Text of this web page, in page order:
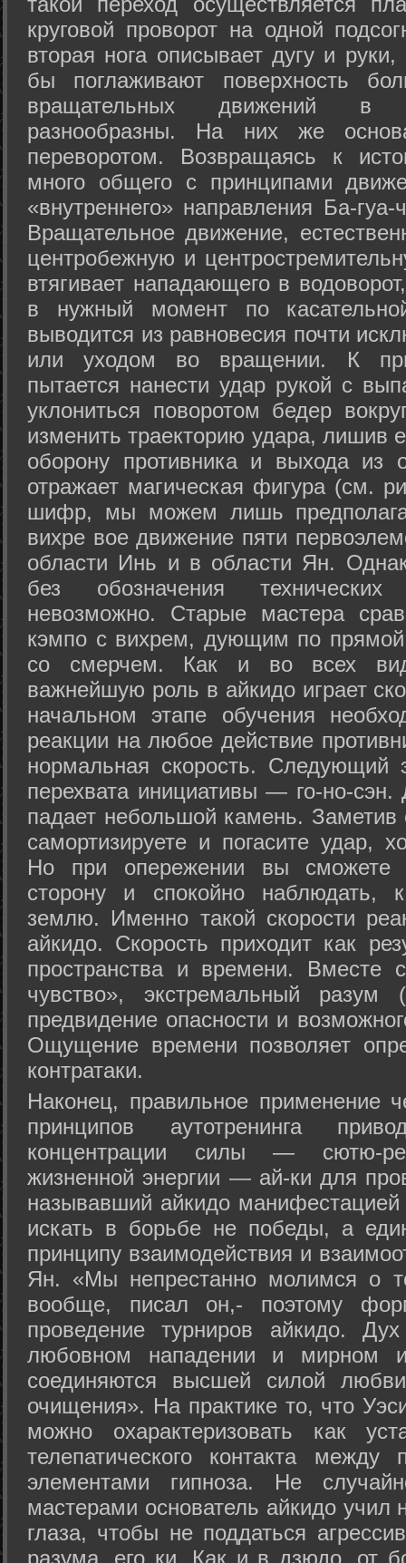
круговой проворот на одной
вторая нога описывает дугу и
бы поглаживают поверхность
вращательных движений в
разнообразны. На них же
переворотом. Возвращаясь к
много общего с принципами
«внутреннего» направления Ба-
Вращательное движение,
центробежную и
втягивает нападающего в
в нужный момент по
выводится из равновесия почти
или уходом во вращении. К
пытается нанести удар рукой с
уклониться поворотом бедер
изменить траекторию удара, лишив
оборону противника и выхода из
отражает магическая фигура (см.
шифр, мы можем лишь
вихре вое движение пяти
области Инь и в области Ян.
без обозначения
невозможно. Старые мастера
кэмпо с вихрем, дующим по
со смерчем. Как и во всех
важнейшую роль в айкидо играет
начальном этапе обучения
реакции на любое действие
нормальная скорость.
перехвата инициативы — го-но-
падает небольшой камень.
самортизируете и погасите удар,
Но при опережении вы сможете
сторону и спокойно наблюдать,
землю. Именно такой скорости
айкидо. Скорость приходит как
пространства и времени. Вместе
чувство», экстремальный разум
предвидение опасности и
Ощущение времени позволяет
контратаки.
Наконец, правильное применение
принципов аутотренинга
концентрации силы — сютю-
жизненной энергии — ай-ки для
называвший айкидо
искать в борьбе не победы, а
принципу взаимодействия и
Ян. «Мы непрестанно молимся о
вообще, писал он,- поэтому
проведение турниров айкидо.
любовном нападении и мирном
соединяются высшей силой
очищения». На практике то, что
можно охарактеризовать как
телепатического контакта между
элементами гипноза. Не
мастерами основатель айкидо учил
глаза, чтобы не поддаться
разума, его ки. Как и в дзюдо, от